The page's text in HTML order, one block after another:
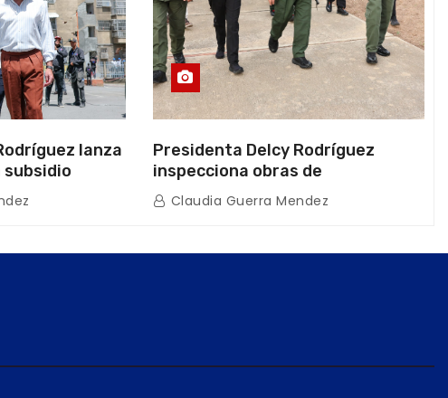
lanza
con Juntas
Presidenta Delcy Rodríguez
inspecciona obras de
restauración en Escuela Naval
tras afectaciones sísmicas en La
Claudia Guerra Mendez